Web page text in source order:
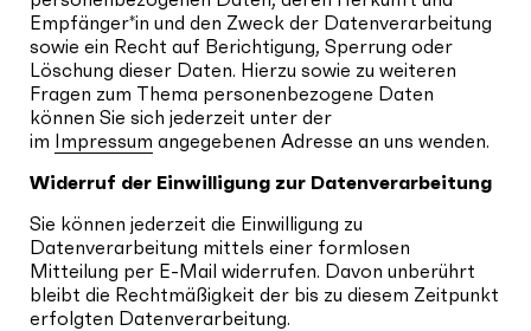
Empfänger*in und den Zweck der Datenverarbeitung
sowie ein Recht auf Berichtigung, Sperrung oder
Löschung dieser Daten. Hierzu sowie zu weiteren
Fragen zum Thema personenbezogene Daten
können Sie sich jederzeit unter der
im Impressum angegebenen Adresse an uns wenden.
Widerruf der Einwilligung zur Datenverarbeitung
Sie können jederzeit die Einwilligung zu
Datenverarbeitung mittels einer formlosen
Mitteilung per E-Mail widerrufen. Davon unberührt
bleibt die Rechtmäßigkeit der bis zu diesem Zeitpunkt
erfolgten Datenverarbeitung.